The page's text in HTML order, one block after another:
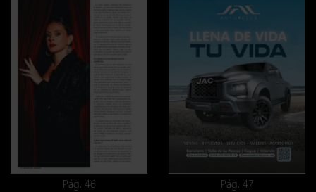
Pág. 46 Pág. 47